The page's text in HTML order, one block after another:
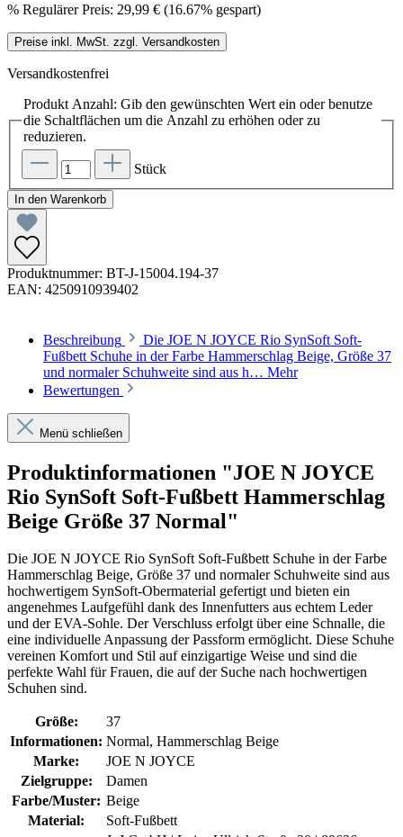
% Regulärer Preis: 29,99 € (16.67% gespart)
Preise inkl. MwSt. zzgl. Versandkosten
Versandkostenfrei
Produkt Anzahl: Gib den gewünschten Wert ein oder benutze
die Schaltflächen um die Anzahl zu erhöhen oder zu
reduzieren.
Stück
In den Warenkorb
Produktnummer: BT-J-15004.194-37
EAN: 4250910939402
Beschreibung
Die JOE N JOYCE Rio SynSoft Soft-
Fußbett Schuhe in der Farbe Hammerschlag Beige, Größe 37
und normaler Schuhweite sind aus h… Mehr
Bewertungen
Menü schließen
Produktinformationen "JOE N JOYCE
Rio SynSoft Soft-Fußbett Hammerschlag
Beige Größe 37 Normal"
Die JOE N JOYCE Rio SynSoft Soft-Fußbett Schuhe in der Farbe
Hammerschlag Beige, Größe 37 und normaler Schuhweite sind aus
hochwertigem SynSoft-Obermaterial gefertigt und bieten ein
angenehmes Laufgefühl dank des Innenfutters aus echtem Leder
und der EVA-Sohle. Der Verschluss erfolgt über eine Schnalle, die
eine individuelle Anpassung der Passform ermöglicht. Diese Schuhe
vereinen Komfort und Stil auf einzigartige Weise und sind die
perfekte Wahl für Frauen, die auf der Suche nach hochwertigen
Schuhen sind.
Größe:
37
Informationen: Normal, Hammerschlag Beige
Marke:
JOE N JOYCE
Zielgruppe:
Damen
Farbe/Muster: Beige
Material:
Soft-Fußbett